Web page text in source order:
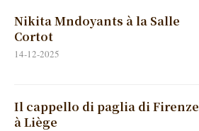
Nikita Mndoyants à la Salle
Cortot
14-12-2025
Il cappello di paglia di Firenze
à Liège